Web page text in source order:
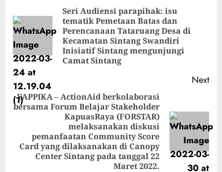
Seri Audiensi parapihak: isu
tematik Pemetaan Batas dan
Perencanaan Tataruang Desa di
Kecamatan Sintang Swandiri
Inisiatif Sintang mengunjungi
Camat Sintang
Next
YAPPIKA – ActionAid berkolaborasi
bersama Forum Belajar Stakeholder
KapuasRaya (FORSTAR)
melaksanakan diskusi
pemanfaatan Community Score
Card yang dilaksanakan di Canopy
Center Sintang pada tanggal 22
Maret 2022.